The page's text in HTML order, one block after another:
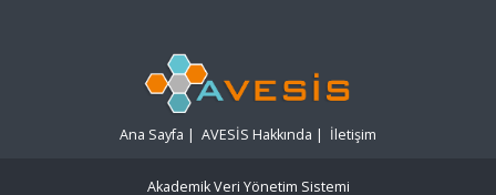
Ana Sayfa | AVESİS Hakkında | İletişim
Akademik Veri Yönetim Sistemi